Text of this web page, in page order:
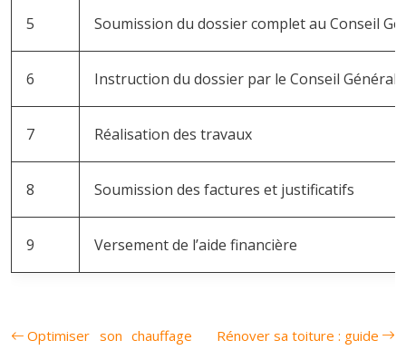
5 Soumission du dossier complet au Conseil
6 Instruction du dossier par le Conseil Général
7 Réalisation des travaux
8 Soumission des factures et justificatifs
9 Versement de l’aide financière
Optimiser son chauffage
Rénover sa toiture : guide